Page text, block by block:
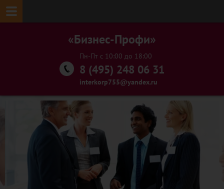
«Бизнес-Профи»
Пн-Пт с 10:00 до 18:00
8 (495) 248 06 31
interkorp755@yandex.ru